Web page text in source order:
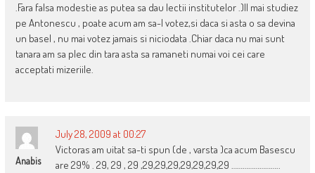
.Fara falsa modestie as putea sa dau lectii institutelor .)Il mai studiez
pe Antonescu , poate acum am sa-l votez,si daca si asta o sa devina
un basel , nu mai votez jamais si niciodata .Chiar daca nu mai sunt
tanara am sa plec din tara asta sa ramaneti numai voi cei care
acceptati mizeriile.
Anabis
July 28, 2009 at 00:27
Victoras am uitat sa-ti spun (de , varsta )ca acum Basescu
are 29% . 29, 29 , 29 ,29,29,29,29,29,29,29 ……………………..